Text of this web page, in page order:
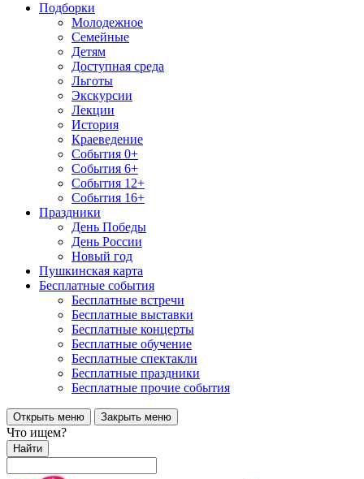
Подборки
Молодежное
Семейные
Детям
Доступная среда
Льготы
Экскурсии
Лекции
История
Краеведение
События 0+
События 6+
События 12+
События 16+
Праздники
День Победы
День России
Новый год
Пушкинская карта
Бесплатные события
Бесплатные встречи
Бесплатные выставки
Бесплатные концерты
Бесплатные обучение
Бесплатные спектакли
Бесплатные праздники
Бесплатные прочие события
Открыть меню Закрыть меню
Что ищем?
Найти